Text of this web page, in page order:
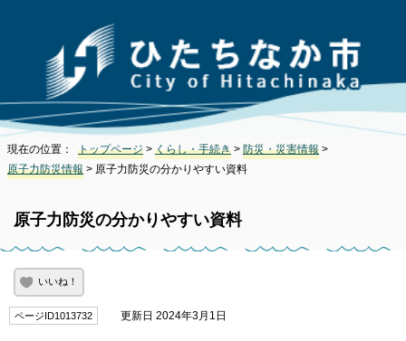
現在の位置： トップページ > くらし・手続き > 防災・災害情報 >
原子力防災情報 > 原子力防災の分かりやすい資料
原子力防災の分かりやすい資料
いいね！
ページID1013732 更新日 2024年3月1日